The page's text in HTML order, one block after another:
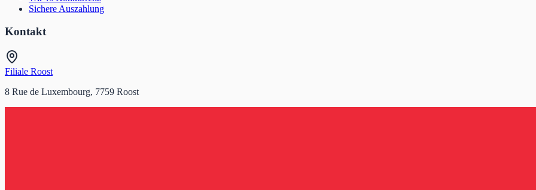
Sichere Auszahlung
Kontakt
Filiale Roost
8 Rue de Luxembourg, 7759 Roost